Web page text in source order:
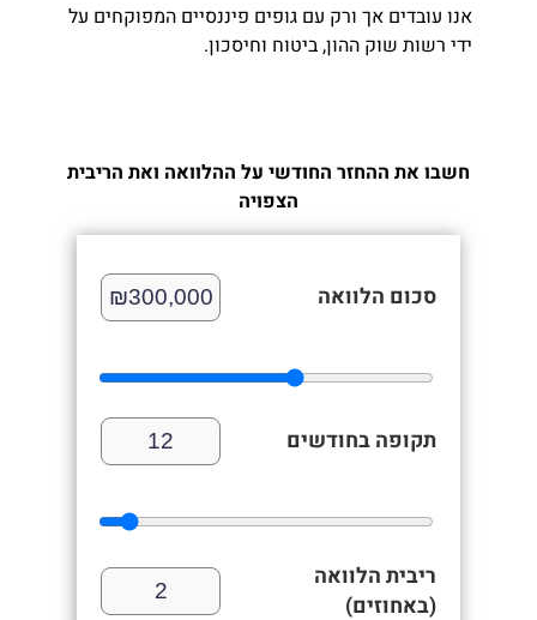
אנו עובדים אך ורק עם גופים פיננסיים המפוקחים על
ידי רשות שוק ההון, ביטוח וחיסכון.
חשבו את ההחזר החודשי על ההלוואה ואת הריבית
הצפויה
סכום הלוואה
תקופה בחודשים
ריבית הלוואה
(באחוזים)